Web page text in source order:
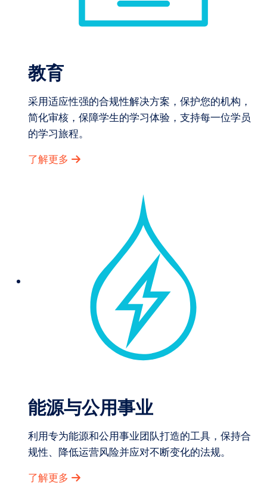
教育
采用适应性强的合规性解决方案，保护您的机构，
简化审核，保障学生的学习体验，支持每一位学员
的学习旅程。
了解更多
能源与公用事业
利用专为能源和公用事业团队打造的工具，保持合
规性、降低运营风险并应对不断变化的法规。
了解更多